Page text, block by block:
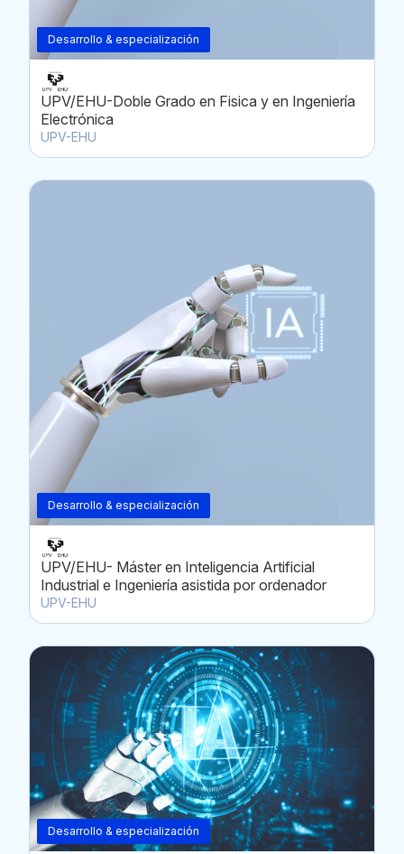
Desarrollo & especialización
UPV/EHU-Doble Grado en Fisica y en Ingeniería
Electrónica
UPV-EHU
Desarrollo & especialización
UPV/EHU- Máster en Inteligencia Artificial
Industrial e Ingeniería asistida por ordenador
UPV-EHU
Desarrollo & especialización